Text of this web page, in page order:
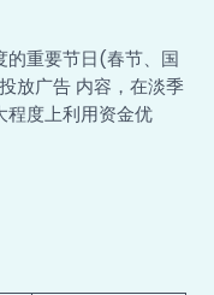
的重要节日(春节、国
放广告 内容，在淡季
程度上利用资金优